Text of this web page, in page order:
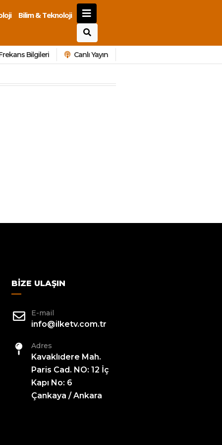
Bilim & Teknoloji
Bilgileri Canlı Yayın
BIZE ULAŞIN
E-mail
info@ilketv.com.tr
Adres
Kavaklıdere Mah.
Paris Cad. NO: 12 İç
Kapı No: 6
Çankaya / Ankara